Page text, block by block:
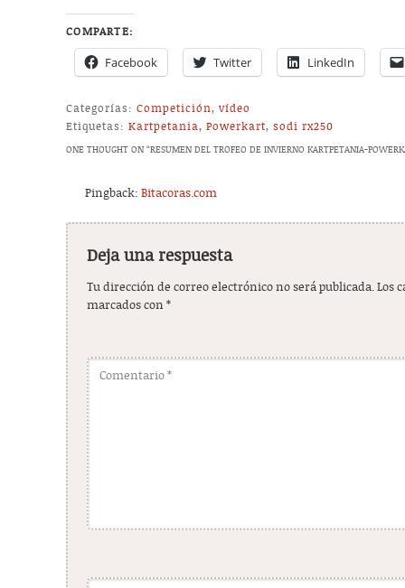
COMPARTE:
Facebook Twitter LinkedIn
Categorías: Competición,vídeo
Etiquetas: Kartpetania,Powerkart,sodi rx250
ONE THOUGHT ON “RESUMEN DEL TROFEO DE INVIERNO KARTPETANIA-
Pingback:Bitacoras.com
Deja una respuesta
Tu dirección de correo electrónico no será publicada. Los
marcados con*
Comentario*